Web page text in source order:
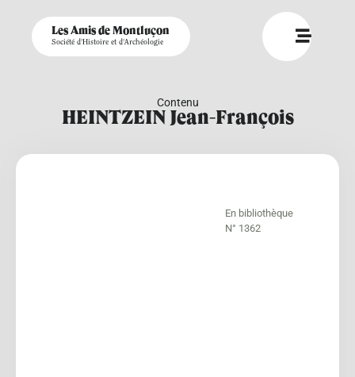
Les Amis de Montluçon
Société d'Histoire et d'Archéologie
Contenu
HEINTZEIN Jean-François
En bibliothèque
N° 1362